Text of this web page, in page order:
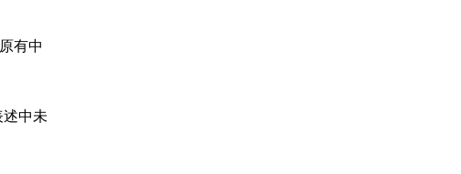
有中
中未